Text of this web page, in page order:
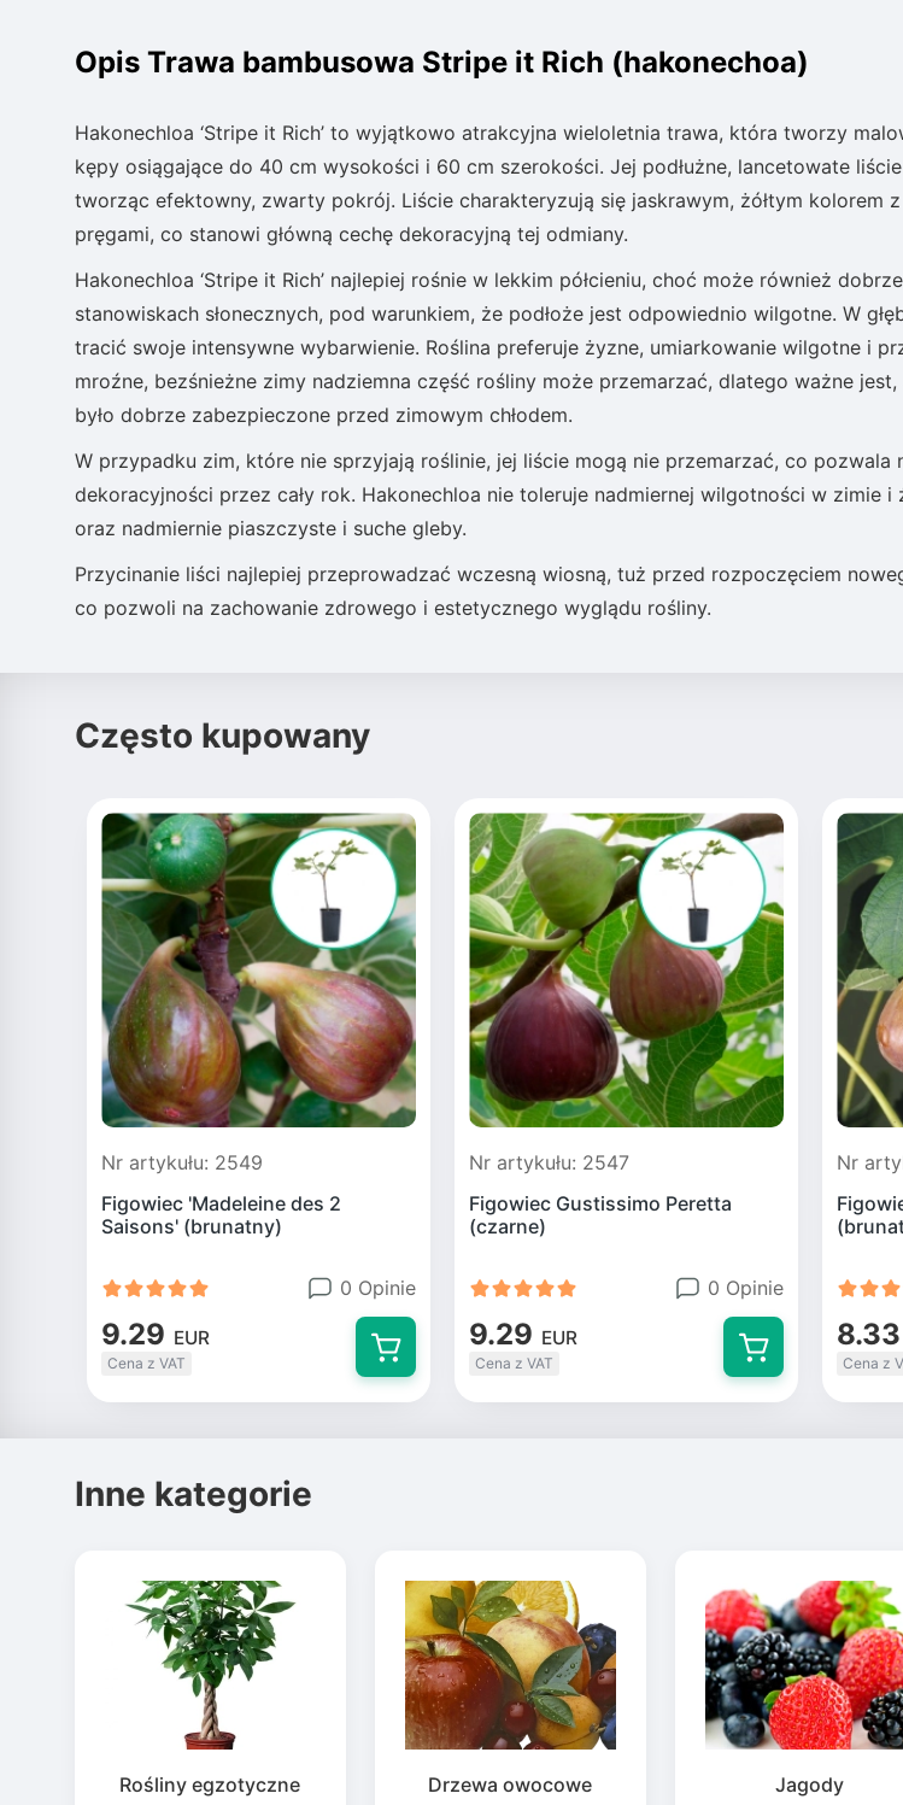
Opis Trawa bambusowa Stripe it Rich (hakonechoa)
Hakonechloa ‘Stripe it Rich’ to wyjątkowo atrakcyjna wieloletnia trawa, która tworzy
kępy osiągające do 40 cm wysokości i 60 cm szerokości. Jej podłużne, lancetowate
tworząc efektowny, zwarty pokrój. Liście charakteryzują się jaskrawym, żółtym kolorem z
pręgami, co stanowi główną cechę dekoracyjną tej odmiany.
Hakonechloa ‘Stripe it Rich’ najlepiej rośnie w lekkim półcieniu, choć może również
stanowiskach słonecznych, pod warunkiem, że podłoże jest odpowiednio wilgotne. W
tracić swoje intensywne wybarwienie. Roślina preferuje żyzne, umiarkowanie wilgotne i
mroźne, bezśnieżne zimy nadziemna część rośliny może przemarzać, dlatego ważne
było dobrze zabezpieczone przed zimowym chłodem.
W przypadku zim, które nie sprzyjają roślinie, jej liście mogą nie przemarzać, co pozwala
dekoracyjności przez cały rok. Hakonechloa nie toleruje nadmiernej wilgotności w zimie i
oraz nadmiernie piaszczyste i suche gleby.
Przycinanie liści najlepiej przeprowadzać wczesną wiosną, tuż przed rozpoczęciem
co pozwoli na zachowanie zdrowego i estetycznego wyglądu rośliny.
Często kupowany
Nr artykułu: 2549
Figowiec 'Madeleine des 2
Saisons' (brunatny)
0 Opinie
9.29 EUR
Cena z VAT
Nr artykułu: 2547
Figowiec Gustissimo Peretta
(czarne)
0 Opinie
9.29 EUR
Cena z VAT
Nr
8.33
Cena z
Inne kategorie
Rośliny egzotyczne Drzewa owocowe Jagody